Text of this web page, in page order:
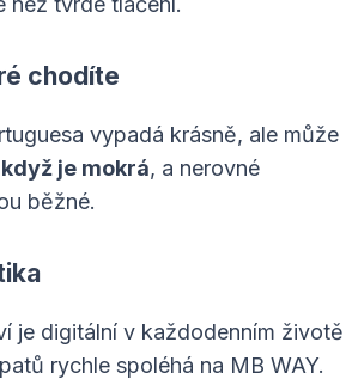
chodíte
vypadá krásně, ale může
je mokrá, a nerovné
běžné.
je digitální v každodenním životě
rychle spoléhá na MB WAY.